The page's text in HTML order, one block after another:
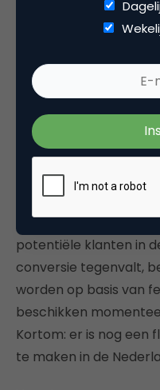
fysieke retail op basis
hoeveel van het
binnenstapt, wat de
hoeveel procent
winkel, etc. ben je als
te sturen.
gematcht worden
publiek,
getraind worden op
potentiële klanten in
conversie tegenvalt,
worden op basis van
beschikken
Kortom: er is nog een
te maken in de